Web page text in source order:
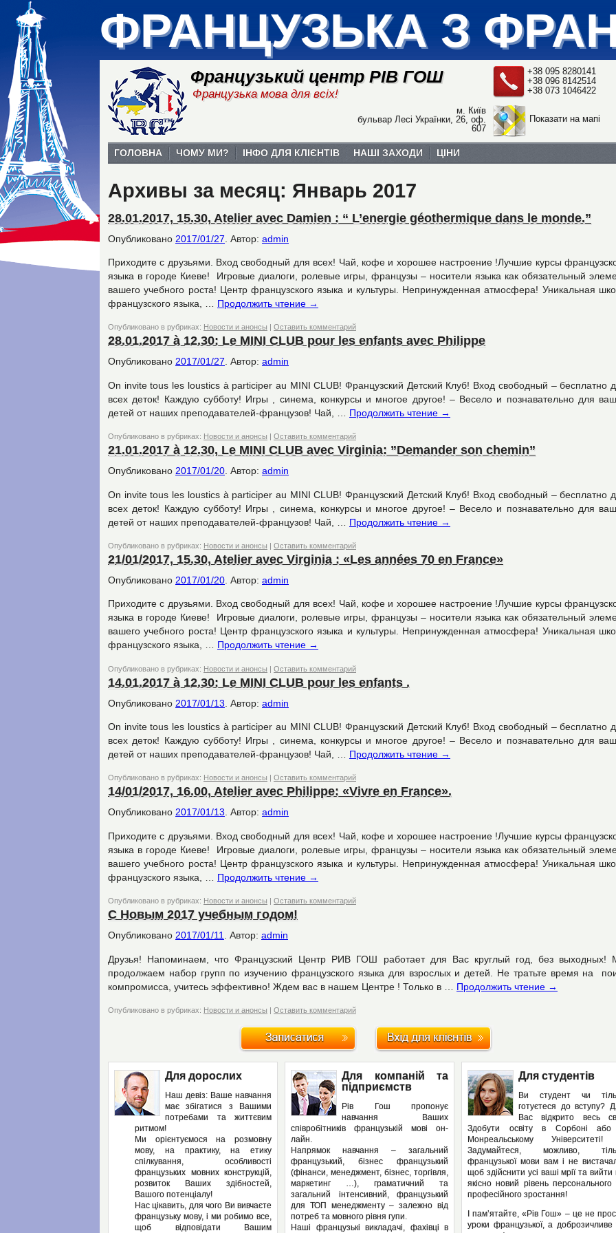
ФРАНЦУЗЬКА З
Французький центр РІВ ГОШ
Французька мова для всіх!
+38 095 8280141
+38 096 8142514
+38 073 1046422
Показати на мапі
м. Київ
бульвар Лесі Українки, 26, оф.
607
ГОЛОВНА ЧОМУ МИ? ІНФО ДЛЯ КЛІЄНТІВ НАШІ ЗАХОДИ ЦІНИ
Архивы за месяц: Январь 2017
28.01.2017, 15.30, Atelier avec Damien : “ L’energie géothermique dans le monde.”
Опубликовано 2017/01/27 Автор: admin
Приходите с друзьями. Вход свободный для всех! Чай, кофе и хорошее настроение !Лучшие курсы
языка в городе Киеве! Игровые диалоги, ролевые игры, французы – носители языка как обязательный
вашего учебного роста! Центр французского языка и культуры. Непринужденная атмосфера! Уникальная
французского языка, … Продолжить чтение →
Опубликовано в рубриках: Новости и анонсы Оставить комментарий
28.01.2017 à 12.30: Le MINI CLUB pour les enfants avec Philippe
Опубликовано 2017/01/27. Автор: admin
On invite tous les loustics à participer au MINI CLUB! Французский Детский Клуб! Вход свободный – бесплатно
всех деток! Каждую субботу! Игры , синема, конкурсы и многое другое! – Весело и познавательно для
детей от наших преподавателей-французов! Чай, … Продолжить чтение →
Опубликовано в рубриках: Новости и анонсы | Оставить комментарий
21.01.2017 à 12.30, Le MINI CLUB avec Virginia: ”Demander son chemin”
Опубликовано 2017/01/20 Автор: admin
On invite tous les loustics à participer au MINI CLUB! Французский Детский Клуб! Вход свободный – бесплатно
всех деток! Каждую субботу! Игры , синема, конкурсы и многое другое! – Весело и познавательно для
детей от наших преподавателей-французов! Чай, … Продолжить чтение →
Опубликовано в рубриках: Новости и анонсы | Оставить комментарий
21/01/2017, 15.30, Atelier avec Virginia : «Les années 70 en France»
Опубликовано 2017/01/20 Автор: admin
Приходите с друзьями. Вход свободный для всех! Чай, кофе и хорошее настроение !Лучшие курсы
языка в городе Киеве! Игровые диалоги, ролевые игры, французы – носители языка как обязательный
вашего учебного роста! Центр французского языка и культуры. Непринужденная атмосфера! Уникальная
французского языка, … Продолжить чтение →
Опубликовано в рубриках: Новости и анонсы | Оставить комментарий
14.01.2017 à 12.30: Le MINI CLUB pour les enfants .
Опубликовано 2017/01/13 Автор: admin
On invite tous les loustics à participer au MINI CLUB! Французский Детский Клуб! Вход свободный – бесплатно
всех деток! Каждую субботу! Игры , синема, конкурсы и многое другое! – Весело и познавательно для
детей от наших преподавателей-французов! Чай, … Продолжить чтение →
Опубликовано в рубриках: Новости и анонсы Оставить комментарий
14/01/2017, 16.00, Atelier avec Philippe: «Vivre en France».
Опубликовано 2017/01/13. Автор: admin
Приходите с друзьями. Вход свободный для всех! Чай, кофе и хорошее настроение !Лучшие курсы
языка в городе Киеве! Игровые диалоги, ролевые игры, французы – носители языка как обязательный
вашего учебного роста! Центр французского языка и культуры. Непринужденная атмосфера! Уникальная
французского языка, … Продолжить чтение →
Опубликовано в рубриках: Новости и анонсы Оставить комментарий
С Новым 2017 учебным годом!
Опубликовано 2017/01/11. Автор: admin
Друзья! Напоминаем, что Французский Центр РИВ ГОШ работает для Вас круглый год, без выходных!
продолжаем набор групп по изучению французского языка для взрослых и детей. Не тратьте время на
компромисса, учитесь эффективно! Ждем вас в нашем Центре ! Только в … Продолжить чтение →
Опубликовано в рубриках: Новости и анонсы | Оставить комментарий
Для дорослих
Наш девіз: Ваше навчання
має збігатися з Вашими
потребами та життєвим
ритмом!
Ми орієнтуємося на розмовну
мову, на практику, на етику
спілкування, особливості
французьких мовних конструкцій,
розвиток Ваших здібностей,
Вашого потенціалу!
Нас цікавить, для чого Ви вивчаєте
французьку мову, і ми робимо все,
щоб відповідати Вашим
Для компаній та
підприємств
Рів Гош пропонує
навчання Ваших
співробітників французькій мові он-
лайн.
Напрямок навчання – загальний
французький, бізнес французький
(фінанси, менеджмент, бізнес, торгівля,
маркетинг …), граматичний та
загальний інтенсивний, французький
для ТОП менеджменту – залежно від
потреб та мовного рівня гупи.
Наші французькі викладачі, фахівці в
Для студентів
Ви студент чи
готуєтеся до вступу?
Вас відкрито весь
Здобути освіту в Сорбоні
Монреальському
Задумайтеся, можливо,
французької мови вам і не
щоб здійснити усі ваші мрії та вийти
якісно новий рівень персонального
професійного зростання!
І пам’ятайте, «Рів Гош» – це не
уроки французької, а доброзичливе